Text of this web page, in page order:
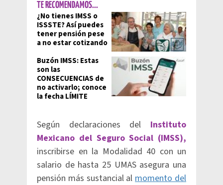
TE RECOMENDAMOS...
¿No tienes IMSS o
ISSSTE? Así puedes
tener pensión pese
a no estar cotizando
Buzón IMSS: Estas
son las
CONSECUENCIAS de
no activarlo; conoce
la fecha LÍMITE
Según declaraciones del Instituto
Mexicano del Seguro Social (IMSS),
inscribirse en la Modalidad 40 con un
salario de hasta 25 UMAS asegura una
pensión más sustancial almomento del